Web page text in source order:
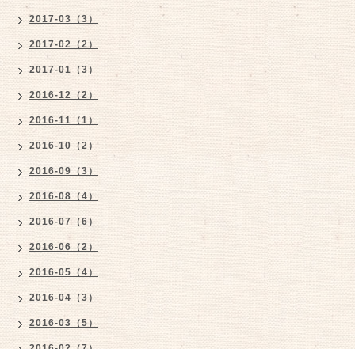
2017-03（3）
2017-02（2）
2017-01（3）
2016-12（2）
2016-11（1）
2016-10（2）
2016-09（3）
2016-08（4）
2016-07（6）
2016-06（2）
2016-05（4）
2016-04（3）
2016-03（5）